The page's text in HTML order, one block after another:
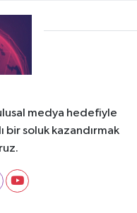
medya hedefiyle
bir soluk kazandırmak